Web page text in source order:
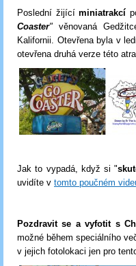
Poslední žijícíminiatrakcí
Coaster" věnovaná
Kalifornii. Otevřena byla v
otevřena druhá verze této
Jak to vypadá, když si "
uvidíte v tomto poučném
Pozdravit se a vyfotit s
možné během speciálního
v jejich fotolokaci jen pro